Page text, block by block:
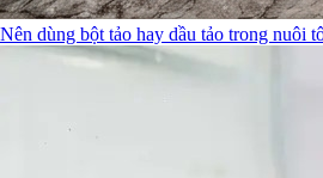
Nên dùng bột tảo hay dầu tảo trong nuôi